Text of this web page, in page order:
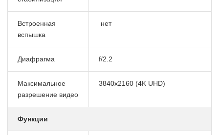
Встроенная
вспышка
нет
Диафрагма f/2.2
Максимальное
разрешение видео
3840x2160 (4K UHD)
Функции